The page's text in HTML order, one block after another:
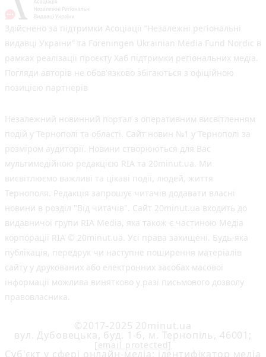
Здійснено за підтримки Асоціації “Незалежні регіональні
видавці України” та Foreningen Ukrainian Media Fund Nordic в
рамках реалізації проєкту Хаб підтримки регіональних медіа.
Погляди авторів не обов'язково збігаються з офіційною
позицією партнерів
Незалежний новинний портал з оперативним висвітленням
подій у Тернополі та області. Сайт новин №1 у Тернополі за
розміром аудиторії. Новини створюються для Вас
мультимедійною редакцією RIA та 20minut.ua. Ми
висвітлюємо важливі та цікаві події, людей, життя
Тернополя. Редакція запрошує читачів додавати власні
новини в розділ "Від читачів". Сайт 20minut.ua входить до
видавничої групи RIA Media, яка також є частиною Медіа
корпорації RIA © 20minut.ua. Усі права захищені. Будь-яка
публiкацiя, передрук чи наступне поширення матеріалів
сайту у друкованих або електронних засобах масової
інформації можлива винятково у разі письмового дозволу
правовласника.
©2017-2025 20minut.ua
вул. Дубовецька, буд. 1-б, м. Тернопіль, 46001;
[email protected]
Cуб'єкт у сфері онлайн-медіа; ідентифікатор медіа